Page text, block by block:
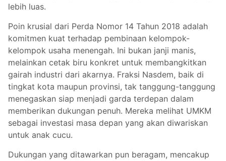
lebih luas.
Poin krusial dari Perda Nomor 14 Tahun 2018 adalah
komitmen kuat terhadap pembinaan kelompok-
kelompok usaha menengah. Ini bukan janji manis,
melainkan cetak biru konkret untuk membangkitkan
gairah industri dari akarnya. Fraksi Nasdem, baik di
tingkat kota maupun provinsi, tak tanggung-tanggung
menegaskan siap menjadi garda terdepan dalam
memberikan dukungan penuh. Mereka melihat UMKM
sebagai investasi masa depan yang akan diwariskan
untuk anak cucu.
Dukungan yang ditawarkan pun beragam, mencakup